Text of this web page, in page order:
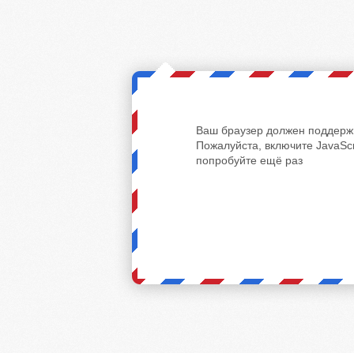
Ваш браузер должен
Пожалуйста, включите
попробуйте ещё раз